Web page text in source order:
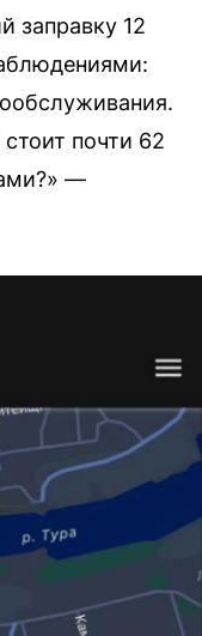
заправку 12
почти 62
—